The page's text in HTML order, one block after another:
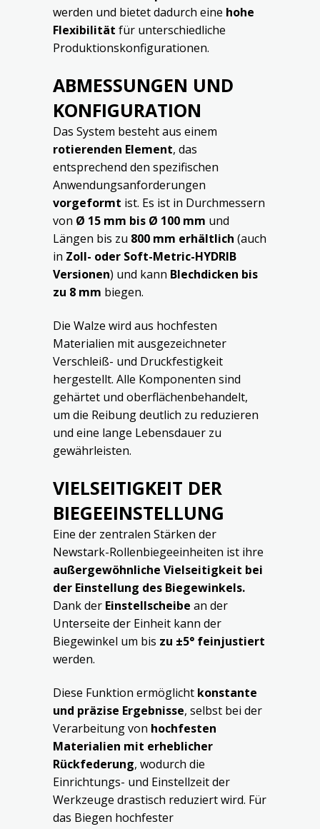
werden und bietet dadurch eine hohe
Flexibilität für unterschiedliche
Produktionskonfigurationen.
ABMESSUNGEN UND
KONFIGURATION
Das System besteht aus einem
rotierenden Element, das
entsprechend den spezifischen
Anwendungsanforderungen
vorgeformt ist. Es ist in Durchmessern
von Ø 15 mm bis Ø 100 mm und
Längen bis zu 800 mm erhältlich (auch
in Zoll- oder Soft-Metric-HYDRIB
Versionen) und kann Blechdicken bis
zu 8 mm biegen.
Die Walze wird aus hochfesten
Materialien mit ausgezeichneter
Verschleiß- und Druckfestigkeit
hergestellt. Alle Komponenten sind
gehärtet und oberflächenbehandelt,
um die Reibung deutlich zu reduzieren
und eine lange Lebensdauer zu
gewährleisten.
VIELSEITIGKEIT DER
BIEGEEINSTELLUNG
Eine der zentralen Stärken der
Newstark-Rollenbiegeeinheiten ist ihre
außergewöhnliche Vielseitigkeit bei
der Einstellung des Biegewinkels.
Dank der Einstellscheibe an der
Unterseite der Einheit kann der
Biegewinkel um bis zu ±5° feinjustiert
werden.
Diese Funktion ermöglicht konstante
und präzise Ergebnisse, selbst bei der
Verarbeitung von hochfesten
Materialien mit erheblicher
Rückfederung, wodurch die
Einrichtungs- und Einstellzeit der
Werkzeuge drastisch reduziert wird. Für
das Biegen hochfester